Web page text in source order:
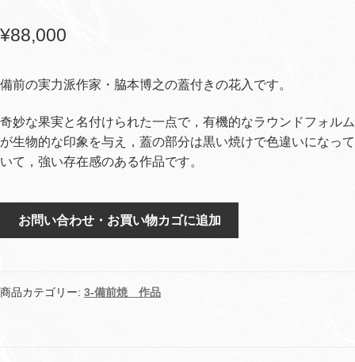
¥88,000
備前の実力派作家・脇本博之の蓋付きの花入です。
奇妙な果実と名付けられた一点で，有機的なラウンドフォルム
が生物的な印象を与え，蓋の部分は黒い焼けで色違いになって
いて，強い存在感のある作品です。
奇
お問い合わせ・お買い物カゴに追加
商品カテゴリー: 3-備前焼 作品